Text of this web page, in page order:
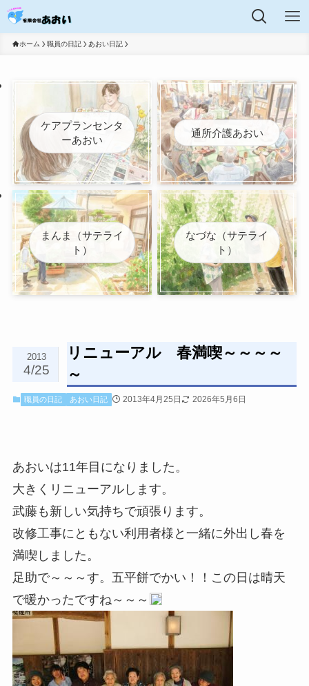
ホーム 職員の日記 あおい日記
ケアプランセンタ
ーあおい
通所介護あおい
まんま（サテライ
ト）
なづな（サテライ
ト）
リニューアル 春満喫～～～～
～
2013
4/25
職員の日記 あおい日記 2013年4月25日 2026年5月6日
あおいは11年目になりました。
大きくリニューアルします。
武藤も新しい気持ちで頑張ります。
改修工事にともない利用者様と一緒に外出し春を
満喫しました。
足助で～～～す。五平餅でかい！！この日は晴天
で暖かったですね～～～